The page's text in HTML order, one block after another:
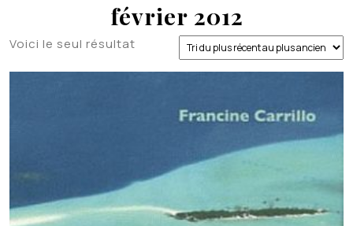
février 2012
Voici le seul résultat